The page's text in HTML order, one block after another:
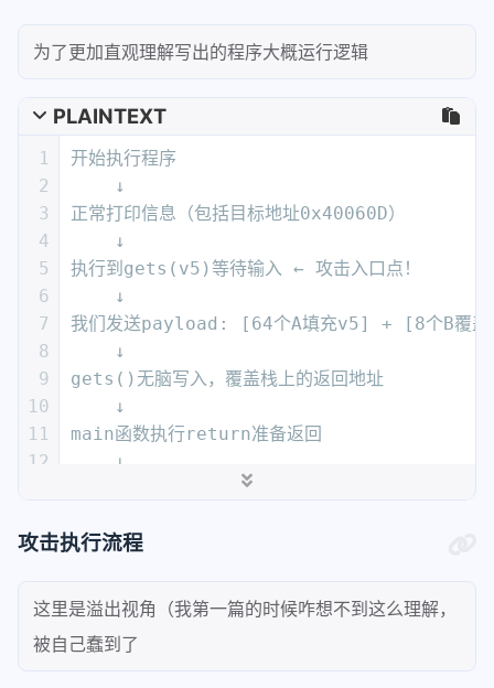
为了更加直观理解写出的程序大概运行逻辑
PLAINTEXT
1
2
3
4
5
6
7
8
9
10
11
12
15
17
19
开始执行程序
    ↓
正常打印信息（包括目标地址0x40060D）
    ↓
执行到gets(v5)等待输入 ← 攻击入口点！
    ↓
我们发送payload: [64个A填充v5] + [8个B
    ↓
gets()无脑写入，覆盖栈上的返回地址
    ↓
main函数执行return准备返回
    ↓
从栈上弹出返回地址，但弹出的是我们覆盖的
程序跳转到0x40060D（sub_40060D函数）
执行system("cat flag.txt") ← 攻击成功！
显示flag内容
攻击执行流程
这里是溢出视角（我第一篇的时候咋想不到这么理解，
被自己蠢到了